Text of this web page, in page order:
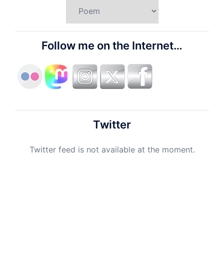
Follow me on the Internet…
Twitter
Twitter feed is not available at the moment.